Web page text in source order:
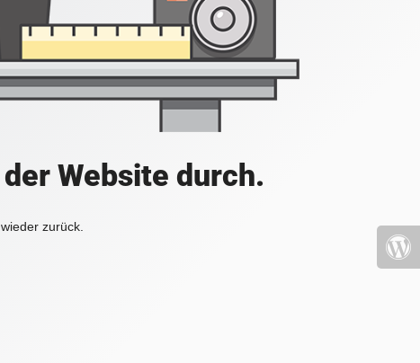
Website durch.
zurück.